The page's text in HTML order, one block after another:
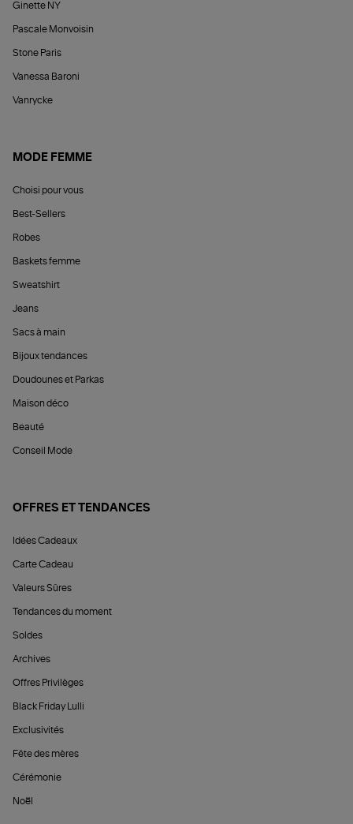
Ginette NY
Pascale Monvoisin
Stone Paris
Vanessa Baroni
Vanrycke
MODE FEMME
Choisi pour vous
Best-Sellers
Robes
Baskets femme
Sweatshirt
Jeans
Sacs à main
Bijoux tendances
Doudounes et Parkas
Maison déco
Beauté
Conseil Mode
OFFRES ET TENDANCES
Idées Cadeaux
Carte Cadeau
Valeurs Sûres
Tendances du moment
Soldes
Archives
Offres Privilèges
Black Friday Lulli
Exclusivités
Fête des mères
Cérémonie
Noël